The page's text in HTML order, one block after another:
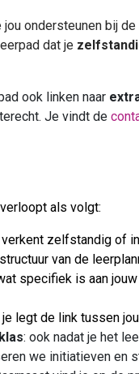
ondersteunen bij
dat je
ook linken naar
Je vindt de
als volgt:
verkent zelfstandig of
van de
specifiek is aan
je legt de link tussen
: ook nadat je het
we initiatieven en